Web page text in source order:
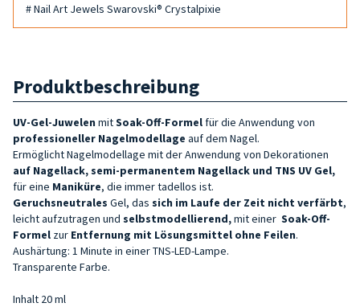
# Nail Art Jewels Swarovski® Crystalpixie
Produktbeschreibung
UV-Gel-Juwelen mitSoak-Off-Formel für die Anwendung von
professioneller Nagelmodellage auf dem Nagel.
Ermöglicht Nagelmodellage mit der Anwendung von Dekorationen
auf Nagellack, semi-permanentem Nagellack und TNS UV Gel,
für eine Maniküre, die immer tadellos ist.
Geruchsneutrales Gel, das sich im Laufe der Zeit nicht verfärbt,
leicht aufzutragen und selbstmodellierend,mit einer Soak-Off-
Formel zur Entfernung mit Lösungsmittel ohne Feilen.
Aushärtung: 1 Minute in einer TNS-LED-Lampe.
Transparente Farbe.
Inhalt 20 ml